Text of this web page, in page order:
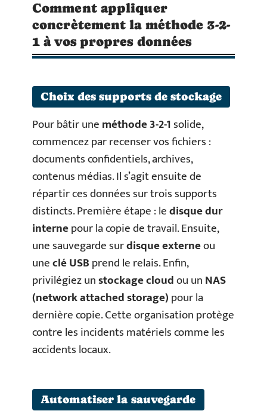
Comment appliquer
concrètement la méthode 3-2-
1 à vos propres données
Choix des supports de stockage
Pour bâtir uneméthode 3-2-1solide,
commencez par recenser vos fichiers :
documents confidentiels, archives,
contenus médias. Il s’agit ensuite de
répartir ces données sur trois supports
distincts. Première étape : ledisque dur
internepour la copie de travail. Ensuite,
une sauvegarde surdisque externeou
uneclé USBprend le relais. Enfin,
privilégiez unstockage cloudou unNAS
(network attached storage)pour la
dernière copie. Cette organisation protège
contre les incidents matériels comme les
accidents locaux.
Automatiser la sauvegarde